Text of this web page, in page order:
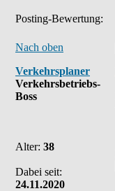
Posting-Bewertung:
Nach oben
Verkehrsplaner
Verkehrsbetriebs-
Boss
Alter: 38
Dabei seit:
24.11.2020